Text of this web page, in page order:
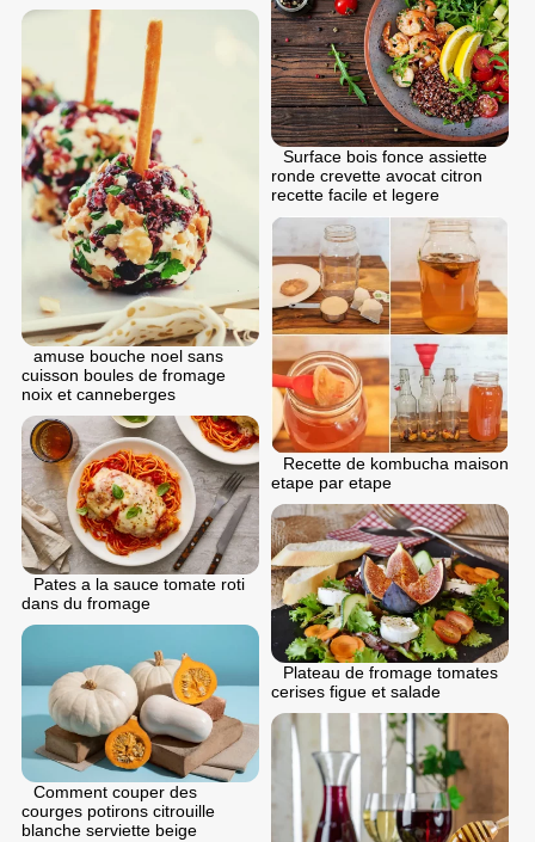
Surface bois fonce assiette
ronde crevette avocat citron
recette facile et legere
аmuse bouche noel sans
cuisson boules de fromage
noix et canneberges
Recette de kombucha maison
etape par etape
Pates a la sauce tomate roti
dans du fromage
Plateau de fromage tomates
cerises figue et salade
Comment couper des
courges potirons citrouille
blanche serviette beige